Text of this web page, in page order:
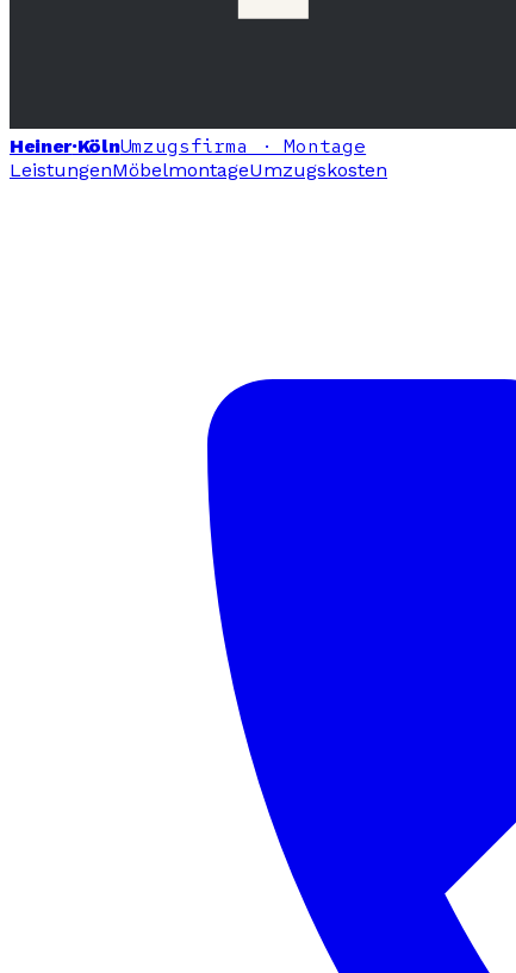
Heiner·KölnUmzugsfirma · Montage
LeistungenMöbelmontageUmzugskosten